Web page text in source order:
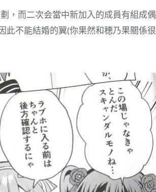
，而二次会當中新加入的成員有組成偶
此不能結婚的翼(你果然和穂乃果關係很